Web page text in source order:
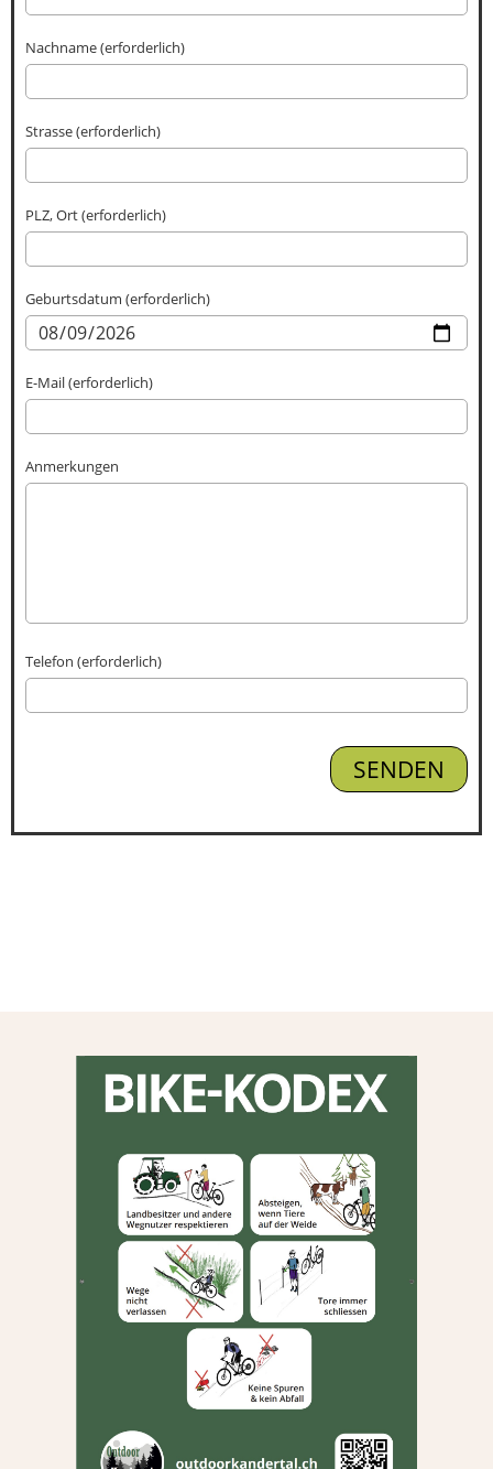
Nachname (erforderlich)
Strasse (erforderlich)
PLZ, Ort (erforderlich)
Geburtsdatum (erforderlich)
E-Mail (erforderlich)
Anmerkungen
Telefon (erforderlich)